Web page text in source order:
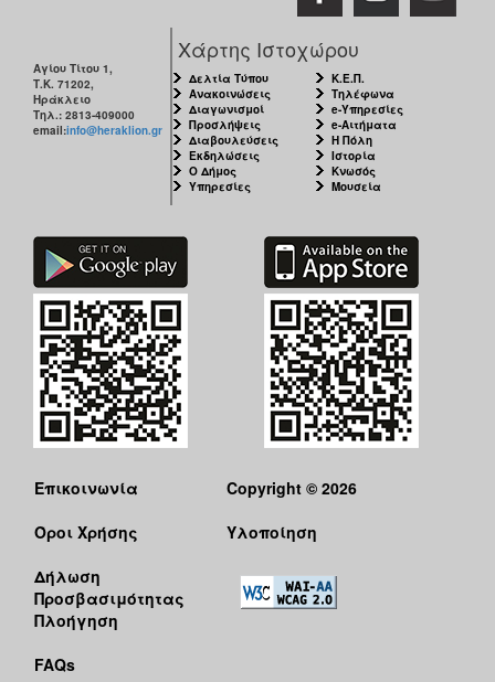
Αγίου Τίτου 1,
Τ.Κ. 71202,
Ηράκλειο
Τηλ.: 2813-409000
email:info@heraklion.gr
Χάρτης Ιστοχώρου
Δελτία Τύπου
Ανακοινώσεις
Διαγωνισμοί
Προσλήψεις
Διαβουλεύσεις
Εκδηλώσεις
Ο Δήμος
Υπηρεσίες
Κ.Ε.Π.
Τηλέφωνα
e-Υπηρεσίες
e-Αιτήματα
Η Πόλη
Ιστορία
Κνωσός
Μουσεία
Επικοινωνία
Όροι Χρήσης
Δήλωση
Προσβασιμότητας
Πλοήγηση
FAQs
Copyright © 2026
Υλοποίηση